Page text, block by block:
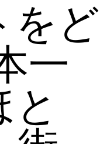
をど
一